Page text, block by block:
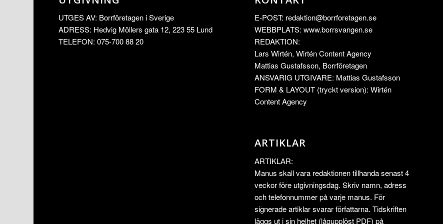
UTGES AV: Borrföretagen i Sverige
ADRESS: Hedvig Möllers gata 12, 223 55 Lund
TELEFON: 075-700 88 20
E-POST: redaktion@borrforetagen.se
WEBBPLATS: www.borrsvangen.se
REDAKTION:
Lars Wirtén, Wirtén Content Agency
Mattias Gustafsson, Borrföretagen
ANSVARIG UTGIVARE: Mattias Gustafsson
FORM & LAYOUT (tryckt version): Wirtén
Content Agency
ARTIKLAR
ARTIKLAR:
Manus skall vara redaktionen tillhanda senast 4
veckor före utgivningsdag. Skriv namn, adress
och telefonnummer på varje manus. För
signerade artiklar svarar författarna. Tidskriften
läggs ut i sin helhet (lågupplöst PDF) på